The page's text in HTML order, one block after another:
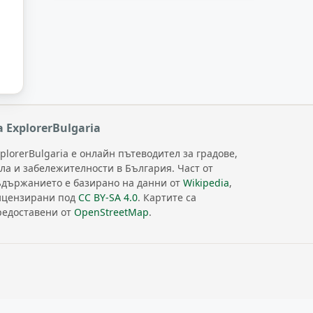
ExplorerBulgaria
е онлайн пътеводител за градове,
и забележителности в България. Част от
е базирано на данни отWikipedia,
подCC BY-SA 4.0. Картите са
отOpenStreetMap.